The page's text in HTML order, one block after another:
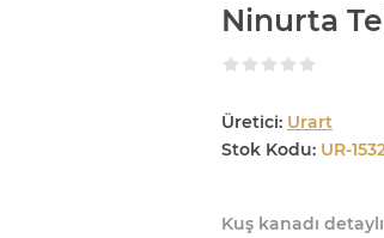
Ninurta
Üretici: Urart
Stok Kodu: UR-
Kuş kanadı